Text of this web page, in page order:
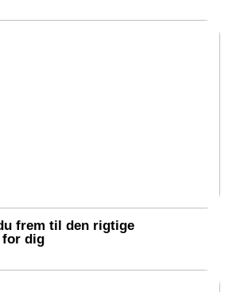
frem til den rigtige
for dig